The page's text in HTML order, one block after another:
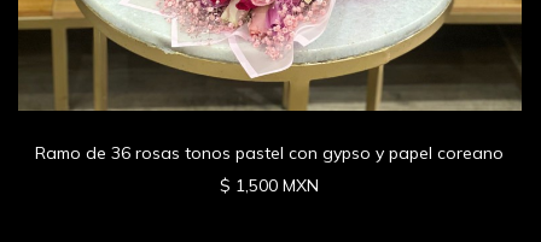
Ramo de 36 rosas tonos pastel con gypso y papel coreano
$ 1,500 MXN